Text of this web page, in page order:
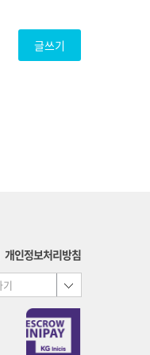
글쓰기
개인정보처리방침